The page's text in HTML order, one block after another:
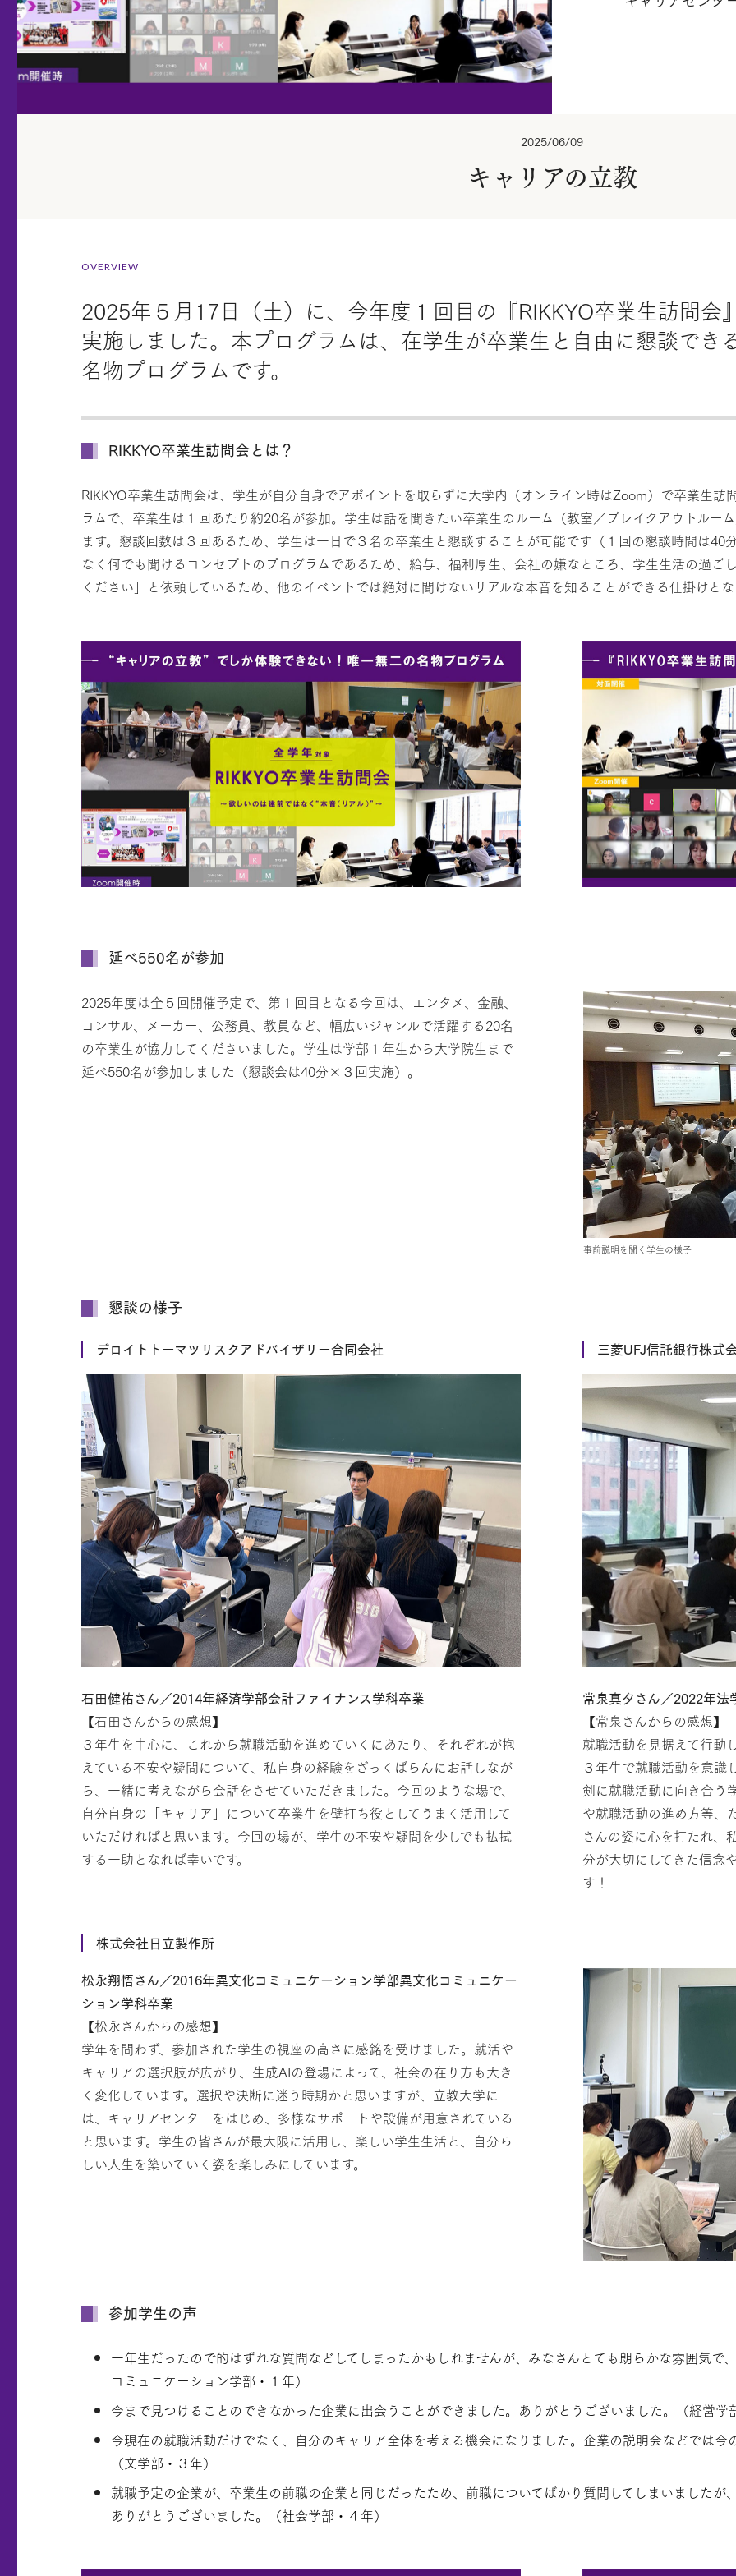
2025/06/09
キャリアの立教
OVERVIEW
2025年５月17日（土）に、今年度１回目の『RIKKYO卒業生訪問会
実施しました。本プログラムは、在学生が卒業生と自由に懇談でき
名物プログラムです。
RIKKYO卒業生訪問会とは？
RIKKYO卒業生訪問会は、学生が自分自身でアポイントを取らずに大学内（オンライン時はZoom）で卒業生
ラムで、卒業生は１回あたり約20名が参加。学生は話を聞きたい卒業生のルーム（教室／ブレイクアウトルー
ます。懇談回数は３回あるため、学生は一日で３名の卒業生と懇談することが可能です（１回の懇談時間は40
なく何でも聞けるコンセプトのプログラムであるため、給与、福利厚生、会社の嫌なところ、学生生活の過
ください」と依頼しているため、他のイベントでは絶対に聞けないリアルな本音を知ることができる仕掛けと
延べ550名が参加
事前説明を聞く学生の様子
2025年度は全５回開催予定で、第１回目となる今回は、エンタメ、金融、
コンサル、メーカー、公務員、教員など、幅広いジャンルで活躍する20名
の卒業生が協力してくださいました。学生は学部１年生から大学院生まで
延べ550名が参加しました（懇談会は40分×３回実施）。
懇談の様子
デロイトトーマツリスクアドバイザリー合同会社
石田健祐さん／2014年経済学部会計ファイナンス学科卒業
【石田さんからの感想】
３年生を中心に、これから就職活動を進めていくにあたり、それぞれが抱
えている不安や疑問について、私自身の経験をざっくばらんにお話しなが
ら、一緒に考えながら会話をさせていただきました。今回のような場で、
自分自身の「キャリア」について卒業生を壁打ち役としてうまく活用して
いただければと思います。今回の場が、学生の不安や疑問を少しでも払拭
する一助となれば幸いです。
三菱UFJ信託銀行株式
常泉真夕さん／2022年
【常泉さんからの感想】
就職活動を見据えて行動
３年生で就職活動を意識
剣に就職活動に向き合う
や就職活動の進め方等、
さんの姿に心を打たれ、
分が大切にしてきた信念
す！
株式会社日立製作所
松永翔悟さん／2016年異文化コミュニケーション学部異文化コミュニケー
ション学科卒業
【松永さんからの感想】
学年を問わず、参加された学生の視座の高さに感銘を受けました。就活や
キャリアの選択肢が広がり、生成AIの登場によって、社会の在り方も大き
く変化しています。選択や決断に迷う時期かと思いますが、立教大学に
は、キャリアセンターをはじめ、多様なサポートや設備が用意されている
と思います。学生の皆さんが最大限に活用し、楽しい学生生活と、自分ら
しい人生を築いていく姿を楽しみにしています。
参加学生の声
一年生だったので的はずれな質問などしてしまったかもしれませんが、みなさんとても朗らかな雰囲気で
コミュニケーション学部・１年）
今まで見つけることのできなかった企業に出会うことができました。ありがとうございました。（経営学
今現在の就職活動だけでなく、自分のキャリア全体を考える機会になりました。企業の説明会などでは
（文学部・３年）
就職予定の企業が、卒業生の前職の企業と同じだったため、前職についてばかり質問してしまいました
ありがとうございました。（社会学部・４年）